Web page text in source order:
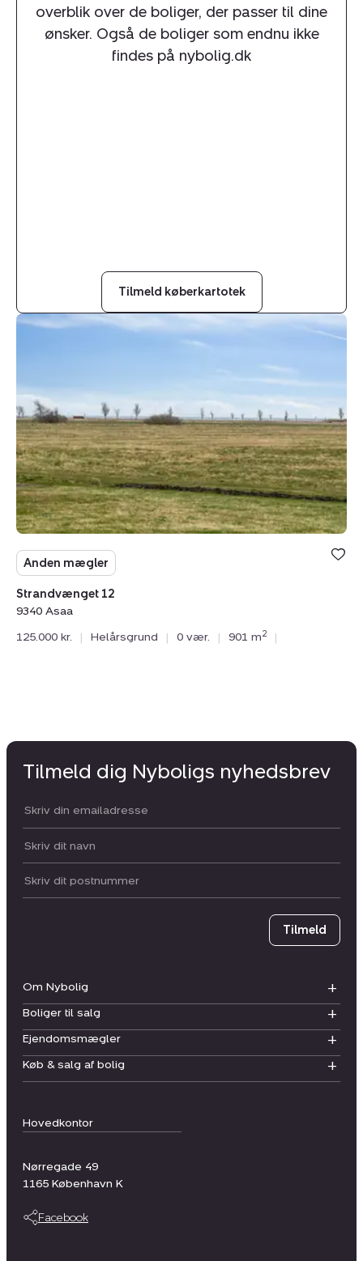
overblik over de boliger, der passer til dine
ønsker. Også de boliger som endnu ikke
findes på nybolig.dk
Tilmeld køberkartotek
Helårsgrund:
Asaa
Anden mægler
Strandvænget 12
9340 Asaa
125.000 kr.
| Helårsgrund | 0 vær. | 901 m2 |
Hovedkontor
Nørregade 49
1165 København K
Facebook
Om Nybolig
Boliger til salg
Ejendomsmægler
Køb & salg af bolig
Tilmeld dig Nyboligs nyhedsbrev
Din email:
Dit navn:
Postnummer
Tilmeld